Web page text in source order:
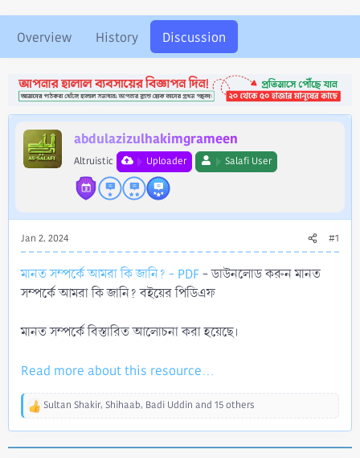
t
r
t
e
r
d
t
e
Overview History Discussion
abdulazizulhakimgrameen
Altruistic Uploader Salafi User
Jan 2, 2024 #1
মানত সম্পর্কে আমরা কি জানি? - PDF- ডাউনলোড করুন মানত
সম্পর্কে আমরা কি জানি? বইয়ের পিডিএফ
মানত সম্পর্কে বিস্তারিত আলোচনা করা হয়েছে।
Read more about this resource...
R
Sultan Shakir, Shihaab, Badi Uddin and 15 others